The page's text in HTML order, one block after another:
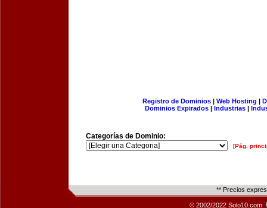
Registro de Dominios| Web Hosting |
Dominios Expirados | Industrias |
Categorías de Dominio:
[Pág.
** Precios
© 2002/2022 Solo10.com